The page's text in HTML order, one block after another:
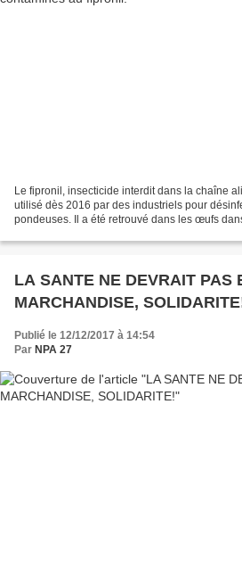
Le fipronil, insecticide interdit dans la chaîne
utilisé dès 2016 par des industriels pour
pondeuses. Il a été retrouvé dans les œufs
LA SANTE NE DEVRAIT PAS
MARCHANDISE,
Publié le 12/12/2017 à 14:54
Par NPA 27